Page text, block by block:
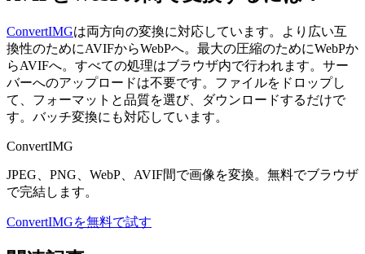
ConvertIMGは両方向の変換に対応しています。より広い互
換性のためにAVIFからWebPへ。最大の圧縮のためにWebPか
らAVIFへ。すべての処理はブラウザ内で行われます。サー
バーへのアップロードは不要です。ファイルをドロップし
て、フォーマットと品質を選び、ダウンロードするだけで
す。バッチ変換にも対応しています。
ConvertIMG
JPEG、PNG、WebP、AVIF間で画像を変換。無料でブラウザ
で完結します。
ConvertIMGを無料で試す